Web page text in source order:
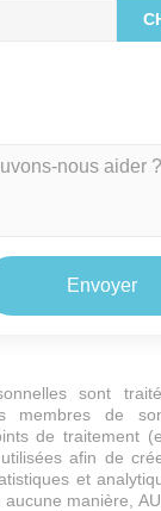
sont
membres de
de traitement
afin de
et
manière,